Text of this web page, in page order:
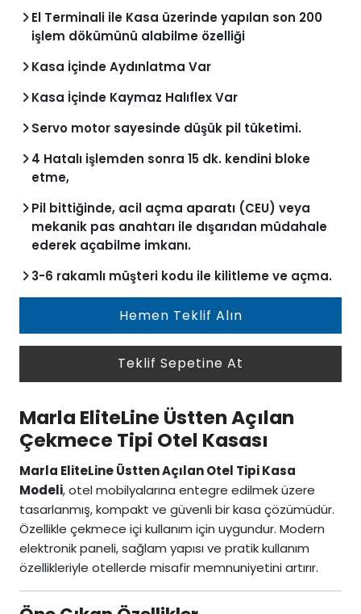
El Terminali ile Kasa üzerinde yapılan son 200
işlem dökümünü alabilme özelliği
Kasa İçinde Aydınlatma Var
Kasa İçinde Kaymaz Halıflex Var
Servo motor sayesinde düşük pil tüketimi.
4 Hatalı işlemden sonra 15 dk. kendini bloke
etme,
Pil bittiğinde, acil açma aparatı (CEU) veya
mekanik pas anahtarı ile dışarıdan müdahale
ederek açabilme imkanı.
3-6 rakamlı müşteri kodu ile kilitleme ve açma.
Hemen Teklif Alın
Teklif Sepetine At
Marla EliteLine Üstten Açılan
Çekmece Tipi Otel Kasası
Marla EliteLine Üstten Açılan Otel Tipi Kasa
Modeli, otel mobilyalarına entegre edilmek üzere
tasarlanmış, kompakt ve güvenli bir kasa çözümüdür.
Özellikle çekmece içi kullanım için uygundur. Modern
elektronik paneli, sağlam yapısı ve pratik kullanım
özellikleriyle otellerde misafir memnuniyetini artırır.